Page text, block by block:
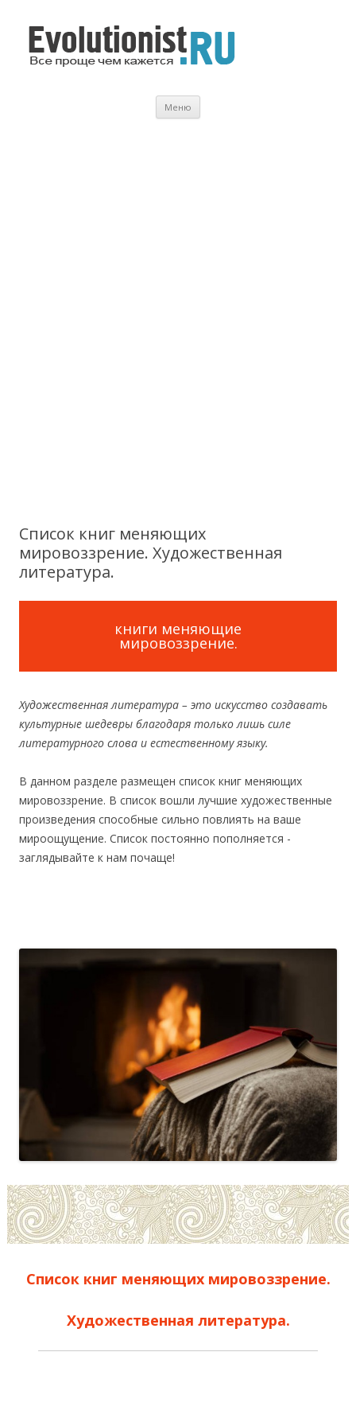
Evolutionist.ru
Все проще чем кажется…
Меню
Список книг меняющих
мировоззрение. Художественная
литература.
книги меняющие
мировоззрение.
Художественная литература – это искусство создавать
культурные шедевры благодаря только лишь силе
литературного слова и естественному языку.
В данном разделе размещен список книг меняющих
мировоззрение. В список вошли лучшие художественные
произведения способные сильно повлиять на ваше
мироощущение. Список постоянно пополняется -
заглядывайте к нам почаще!
Список книг меняющих мировоззрение.
Художественная литература.